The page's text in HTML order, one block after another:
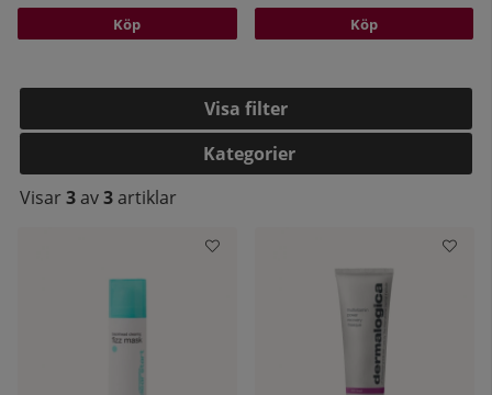
Köp
Köp
Filtrera
Kategorier
Visar 3av3artiklar